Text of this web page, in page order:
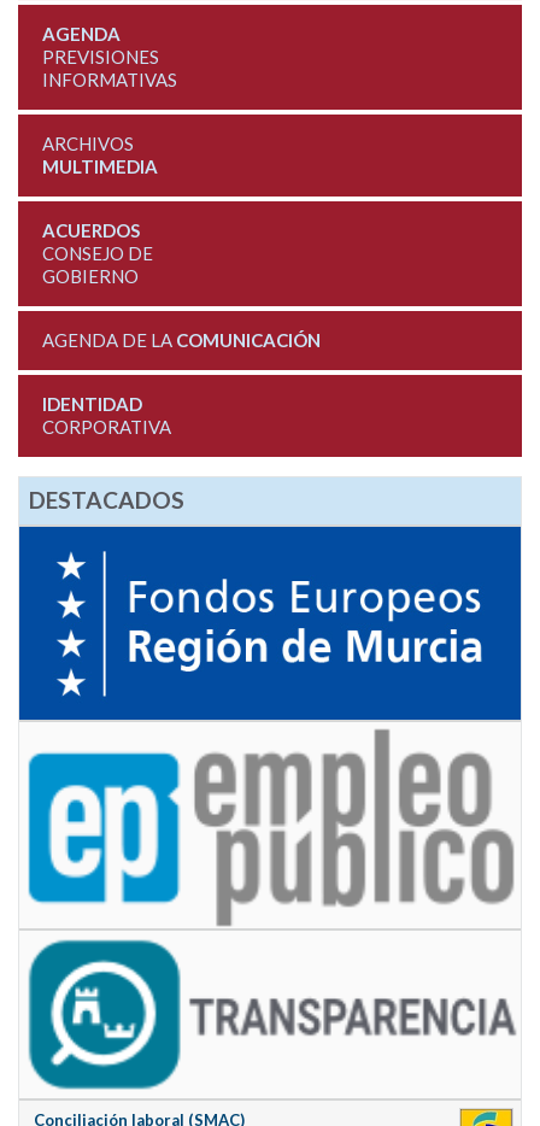
AGENDA
PREVISIONES
INFORMATIVAS
ARCHIVOS
MULTIMEDIA
ACUERDOS
CONSEJO DE
GOBIERNO
AGENDA DE LA COMUNICACIÓN
IDENTIDAD
CORPORATIVA
DESTACADOS
Conciliación laboral (SMAC)